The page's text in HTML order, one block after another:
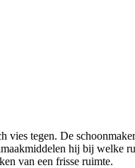
tegen. De
hij bij welke
van een frisse ruimte.